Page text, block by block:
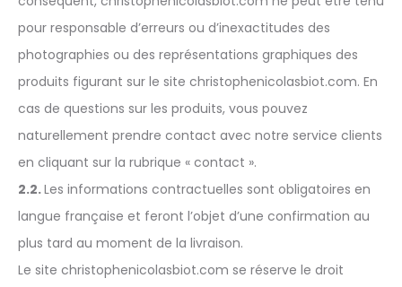
pour responsable d’erreurs ou d’inexactitudes des
photographies ou des représentations graphiques des
produits figurant sur le site christophenicolasbiot.com. En
cas de questions sur les produits, vous pouvez
naturellement prendre contact avec notre service clients
en cliquant sur la rubrique « contact ».
2.2.Les informations contractuelles sont obligatoires en
langue française et feront l’objet d’une confirmation au
plus tard au moment de la livraison.
Le site christophenicolasbiot.com se réserve le droit